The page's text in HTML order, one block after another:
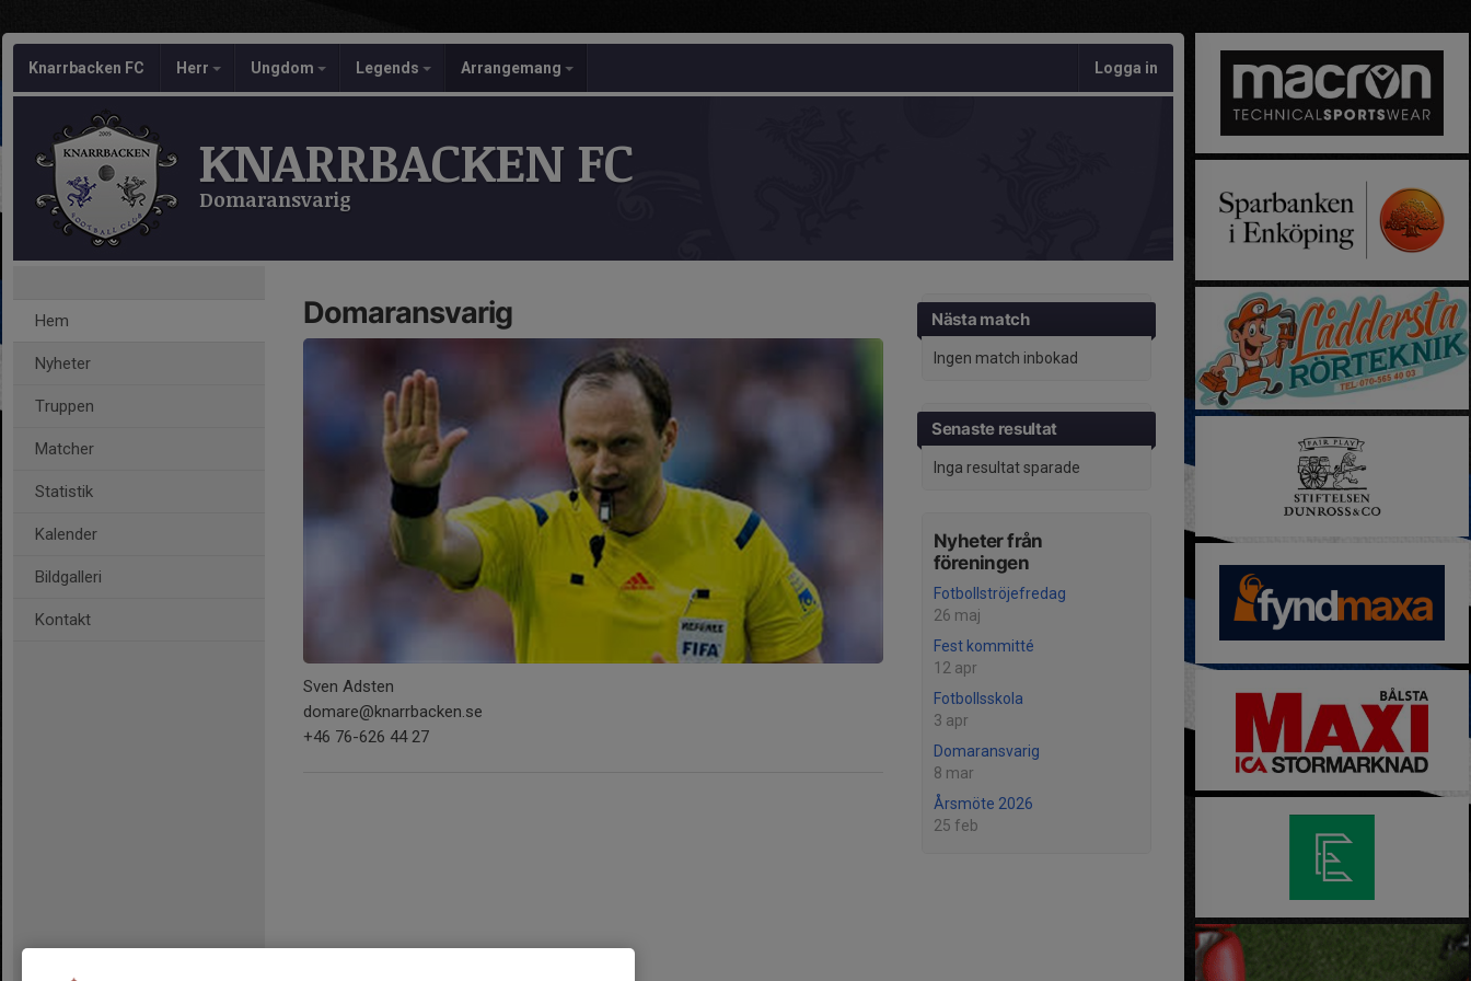
Knarrbacken FC Herr Ungdom Legends Arrangemang Logga in
KNARRBACKEN FC
Domaransvarig
Hem
Nyheter
Truppen
Matcher
Statistik
Kalender
Bildgalleri
Kontakt
Nästa match
Ingen match inbokad
Senaste resultat
Inga resultat sparade
Nyheter från
föreningen
Fotbollströjefredag
26 maj
Fest kommitté
12 apr
Fotbollsskola
3 apr
Domaransvarig
8 mar
Årsmöte 2026
25 feb
Domaransvarig
Sven Adsten
domare@knarrbacken.se
+46 76-626 44 27